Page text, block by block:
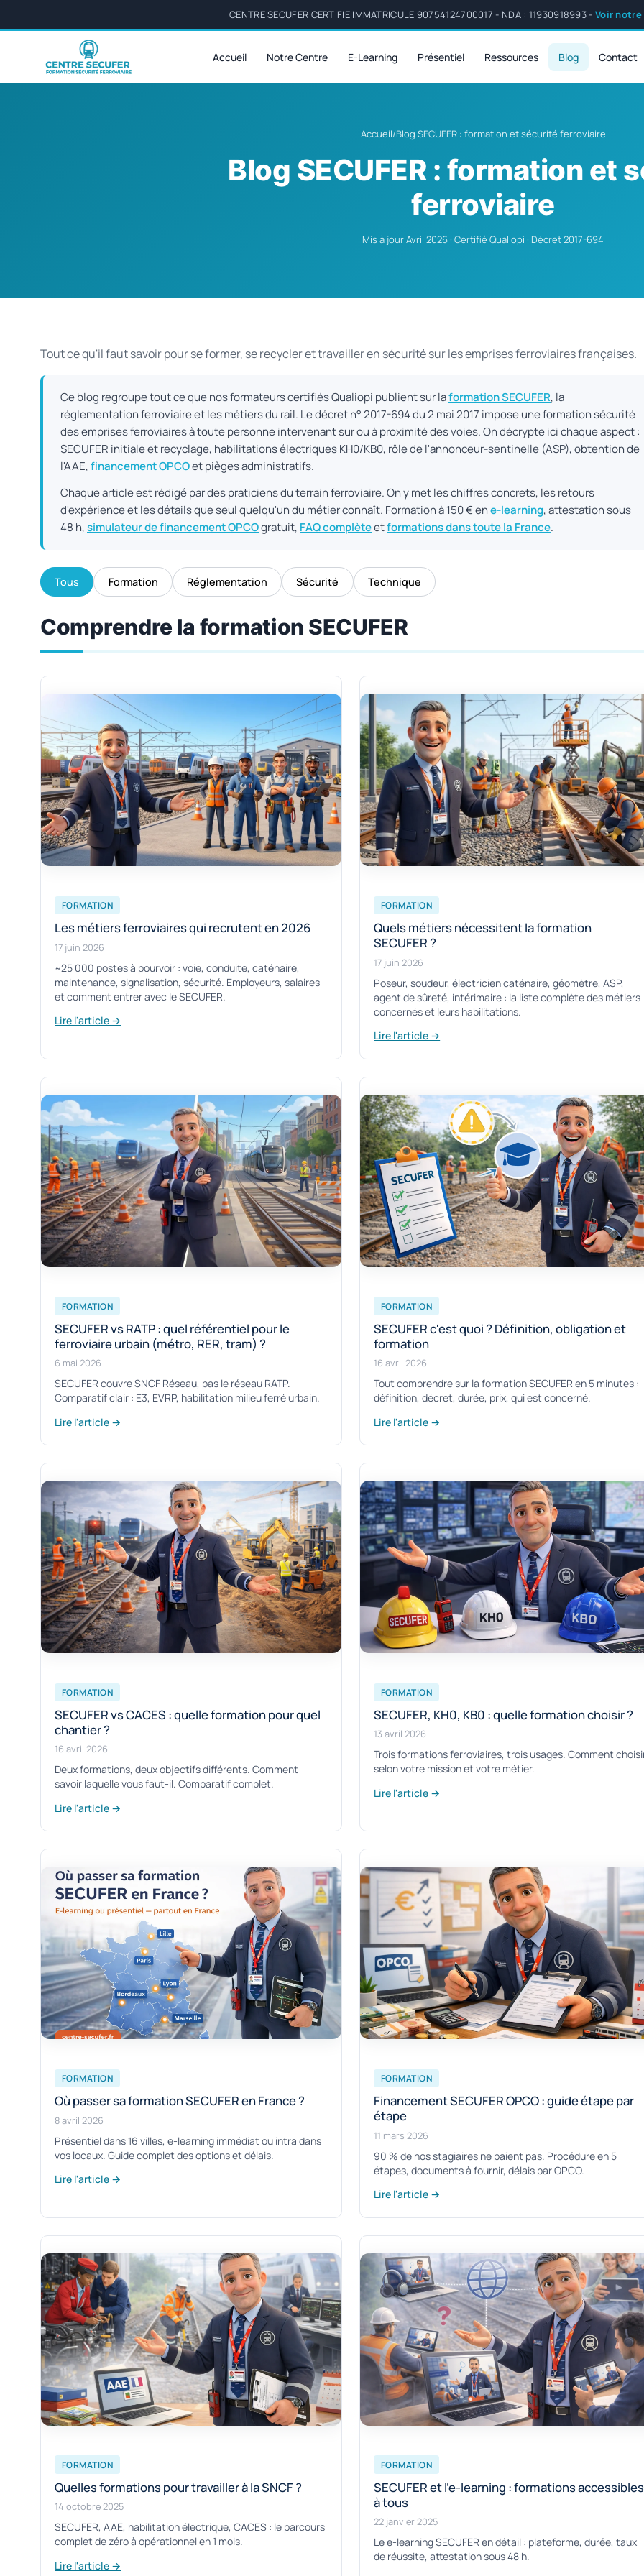
CENTRE SECUFER CERTIFIE IMMATRICULE 90754124700017 - NDA : 11930918993 - Voir
Accueil Notre Centre E-Learning Présentiel Ressources Blog Contact
Accueil/Blog SECUFER : formation et sécurité ferroviaire
Blog SECUFER : formation et
ferroviaire
Mis à jour Avril 2026 · Certifié Qualiopi · Décret 2017-694
Tout ce qu'il faut savoir pour se former, se recycler et travailler en sécurité sur les emprises ferroviaires françaises.
Ce blog regroupe tout ce que nos formateurs certifiés Qualiopi publient sur laformation SECUFER, la
réglementation ferroviaire et les métiers du rail. Le décret n° 2017-694 du 2 mai 2017 impose une formation sécurité
des emprises ferroviaires à toute personne intervenant sur ou à proximité des voies. On décrypte ici chaque aspect :
SECUFER initiale et recyclage, habilitations électriques KH0/KB0, rôle de l'annonceur-sentinelle (ASP), obtention de
l'AAE,financement OPCOet pièges administratifs.
Chaque article est rédigé par des praticiens du terrain ferroviaire. On y met les chiffres concrets, les retours
d'expérience et les détails que seul quelqu'un du métier connaît. Formation à 150 € ene-learning, attestation sous
48 h,simulateur de financement OPCOgratuit, FAQ complèteetformations dans toute la France.
Tous Formation Réglementation Sécurité Technique
Comprendre la formation SECUFER
FORMATION
Les métiers ferroviaires qui recrutent en 2026
17 juin 2026
~25 000 postes à pourvoir : voie, conduite, caténaire,
maintenance, signalisation, sécurité. Employeurs, salaires
et comment entrer avec le SECUFER.
Lire l'article →
FORMATION
Quels métiers nécessitent la formation
SECUFER ?
17 juin 2026
Poseur, soudeur, électricien caténaire, géomètre, ASP,
agent de sûreté, intérimaire : la liste complète des métiers
concernés et leurs habilitations.
Lire l'article →
FORMATION
SECUFER vs RATP : quel référentiel pour le
ferroviaire urbain (métro, RER, tram) ?
6 mai 2026
SECUFER couvre SNCF Réseau, pas le réseau RATP.
Comparatif clair : E3, EVRP, habilitation milieu ferré urbain.
Lire l'article →
FORMATION
SECUFER c'est quoi ? Définition, obligation et
formation
16 avril 2026
Tout comprendre sur la formation SECUFER en 5 minutes :
définition, décret, durée, prix, qui est concerné.
Lire l'article →
FORMATION
SECUFER vs CACES : quelle formation pour quel
chantier ?
16 avril 2026
Deux formations, deux objectifs différents. Comment
savoir laquelle vous faut-il. Comparatif complet.
Lire l'article →
FORMATION
SECUFER, KH0, KB0 : quelle formation choisir ?
13 avril 2026
Trois formations ferroviaires, trois usages. Comment
selon votre mission et votre métier.
Lire l'article →
FORMATION
Où passer sa formation SECUFER en France ?
8 avril 2026
Présentiel dans 16 villes, e-learning immédiat ou intra dans
vos locaux. Guide complet des options et délais.
Lire l'article →
FORMATION
Financement SECUFER OPCO : guide étape par
étape
11 mars 2026
90 % de nos stagiaires ne paient pas. Procédure en 5
étapes, documents à fournir, délais par OPCO.
Lire l'article →
FORMATION
Quelles formations pour travailler à la SNCF ?
14 octobre 2025
SECUFER, AAE, habilitation électrique, CACES : le parcours
complet de zéro à opérationnel en 1 mois.
Lire l'article →
FORMATION
SECUFER et l'e-learning : formations accessibles
à tous
22 janvier 2025
Le e-learning SECUFER en détail : plateforme, durée, taux
de réussite, attestation sous 48 h.